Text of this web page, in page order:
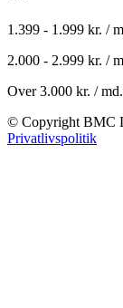
1.399 - 1.999 kr. /
2.000 - 2.999 kr. /
Over 3.000 kr. / md.
© Copyright BMC
Privatlivspolitik